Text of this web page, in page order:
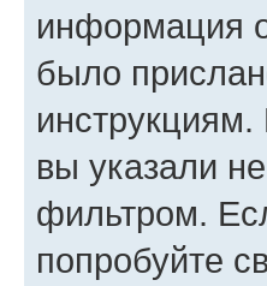
информация
было
вы указали
фильтром.
попробуйте